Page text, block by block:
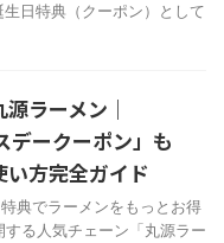
日特典（クーポン）として
源ラーメン｜
デークーポン」も
い方完全ガイド
典でラーメンをもっとお得
る人気チェーン「丸源ラー